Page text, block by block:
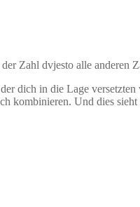
Zahl dvjesto alle
dich in die Lage
kombinieren. Und dies